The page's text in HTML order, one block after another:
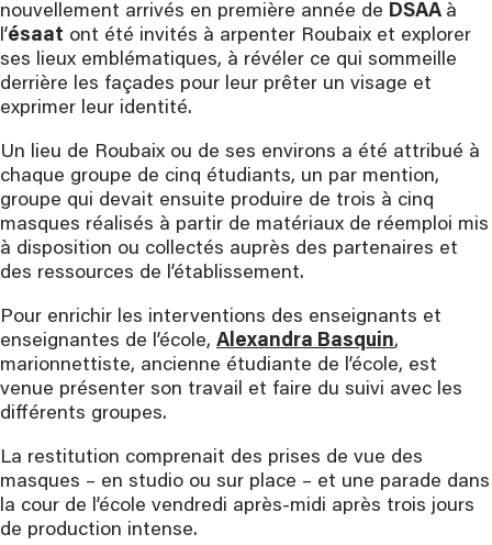
nouvellement arrivés en première année de DSAA à
l’ésaat ont été invités à arpenter Roubaix et explorer
ses lieux emblématiques, à révéler ce qui sommeille
derrière les façades pour leur prêter un visage et
exprimer leur identité.
Un lieu de Roubaix ou de ses environs a été attribué à
chaque groupe de cinq étudiants, un par mention,
groupe qui devait ensuite produire de trois à cinq
masques réalisés à partir de matériaux de réemploi mis
à disposition ou collectés auprès des partenaires et
des ressources de l’établissement.
Pour enrichir les interventions des enseignants et
enseignantes de l’école, Alexandra Basquin,
marionnettiste, ancienne étudiante de l’école, est
venue présenter son travail et faire du suivi avec les
différents groupes.
La restitution comprenait des prises de vue des
masques – en studio ou sur place – et une parade dans
la cour de l’école vendredi après-midi après trois jours
de production intense.